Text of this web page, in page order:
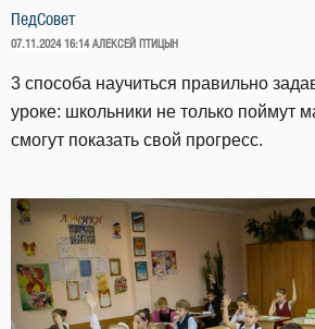
ПедСовет
ОПУБЛИКОВАНО
07.11.2024 16:14 АЛЕКСЕЙ ПТИЦЫН
3 способа научиться правильно
уроке: школьники не только поймут
смогут показать свой прогресс.